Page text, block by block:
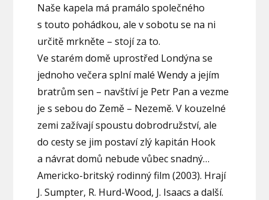
Naše kapela má pramálo společného
s touto pohádkou, ale v sobotu se na ni
určitě mrkněte – stojí za to.
Ve starém domě uprostřed Londýna se
jednoho večera splní malé Wendy a jejím
bratrům sen – navštíví je Petr Pan a vezme
je s sebou do Země – Nezemě. V kouzelné
zemi zažívají spoustu dobrodružství, ale
do cesty se jim postaví zlý kapitán Hook
a návrat domů nebude vůbec snadný…
Americko-britský rodinný film (2003). Hrají
J. Sumpter, R. Hurd-Wood, J. Isaacs a další.